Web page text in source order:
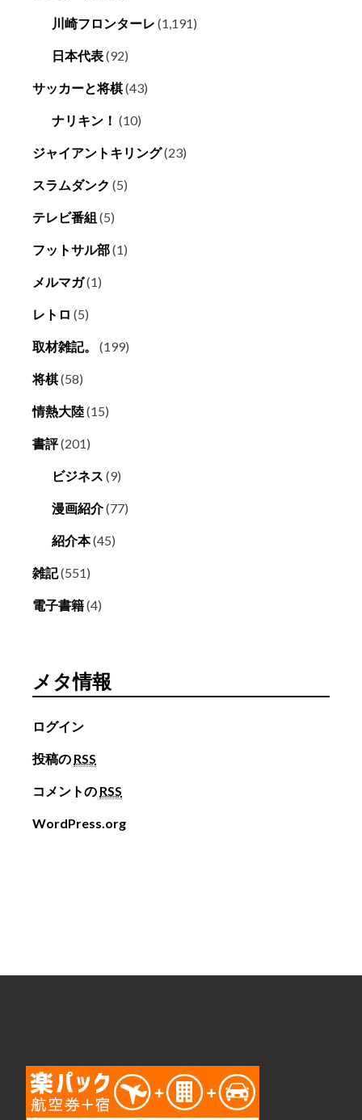
川崎フロンターレ (1,191)
日本代表(92)
サッカーと将棋(43)
ナリキン！ (10)
ジャイアントキリング(23)
スラムダンク (5)
テレビ番組 (5)
フットサル部(1)
メルマガ(1)
レトロ (5)
取材雑記。 (199)
将棋(58)
情熱大陸(15)
書評(201)
ビジネス (9)
漫画紹介(77)
紹介本(45)
雑記(551)
電子書籍(4)
メタ情報
ログイン
投稿の RSS
コメントの RSS
WordPress.org